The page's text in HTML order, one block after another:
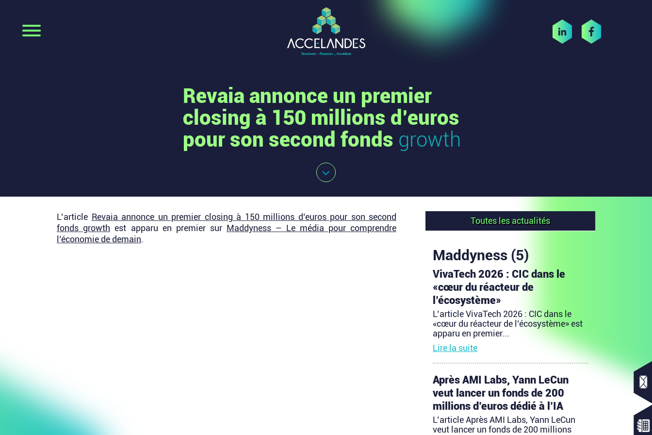
Revaia annonce un premier
closing à 150 millions d’euros
pour son second fonds growth
L’article Revaia annonce un premier closing à 150 millions d’euros pour son second
fonds growth est apparu en premier sur Maddyness – Le média pour comprendre
l’économie de demain.
Toutes les actualités
Maddyness (5)
VivaTech 2026 : CIC dans le
«cœur du réacteur de
l’écosystème»
L’article VivaTech 2026 : CIC dans le
«cœur du réacteur de l’écosystème» est
apparu en premier...
Lire la suite
Après AMI Labs, Yann LeCun
veut lancer un fonds de 200
millions d’euros dédié à l’IA
L’article Après AMI Labs, Yann LeCun
veut lancer un fonds de 200 millions